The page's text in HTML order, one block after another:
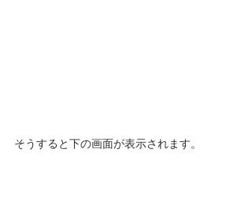
そうすると下の画面が表示されます。